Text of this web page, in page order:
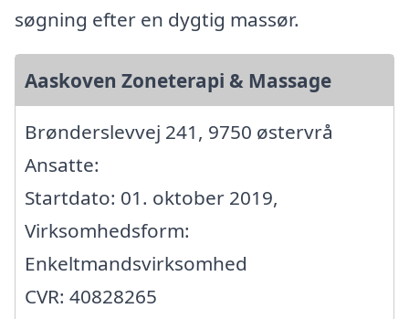
søgning efter en dygtig massør.
Aaskoven Zoneterapi & Massage
Brønderslevvej 241, 9750 østervrå
Ansatte:
Startdato: 01. oktober 2019,
Virksomhedsform:
Enkeltmandsvirksomhed
CVR: 40828265